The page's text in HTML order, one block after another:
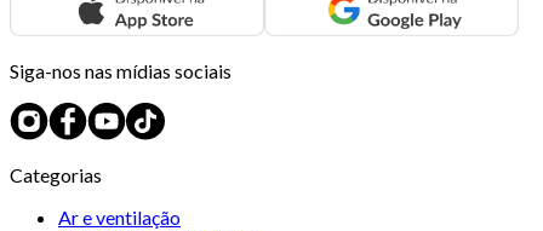
Siga-nos nas mídias sociais
Categorias
Ar e ventilação